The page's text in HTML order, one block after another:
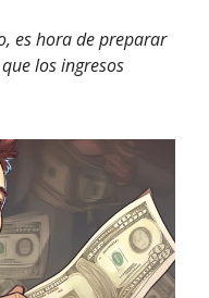
es hora de preparar
los ingresos